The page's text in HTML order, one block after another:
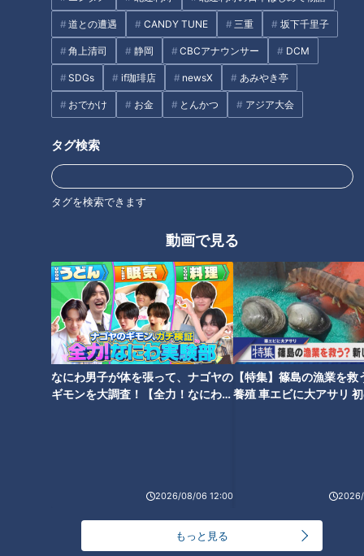
道との遭遇 CANDY TUNE 三重 坂下千里子
角上清司 静岡 CBCアナウンサー DCM
SDGs if珈琲店 newsX あみやき亭
おでかけ お金 とんかつ アジア大会
タグ検索
タグを検索できます
動画で見る
なにわ男子が体を張って、ナゴヤの
ギモンを大調査！【全力！なにわ実
2026/08/06 12:00
【特集】篠島の漁業を救
養殖 車エビに大アサリ
もっと見る
北辻利寿 コラム
オススメ関連コンテンツ
サッカーW杯の夏に思う～
レトルトがルーを追い越した！
カレー業界に大きな変革の波
和菓子とスナック菓子～美味し
い味の先にある令和時代のキー